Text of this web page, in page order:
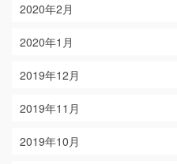
2020年2月
2020年1月
2019年12月
2019年11月
2019年10月